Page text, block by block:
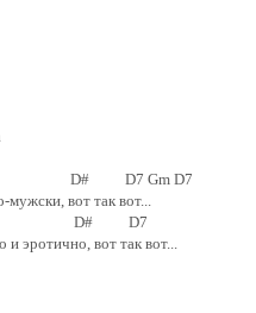
Gm D7
вот так вот...
D7
эротично, вот так вот...